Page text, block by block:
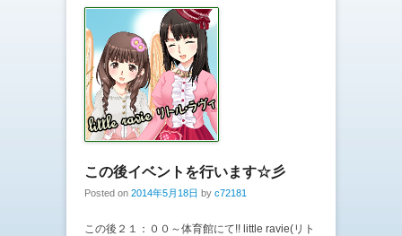
この後イベントを行います☆彡
Posted on 2014年5月18日 by c72181
この後２１：００～体育館にて!! little ravie(リト